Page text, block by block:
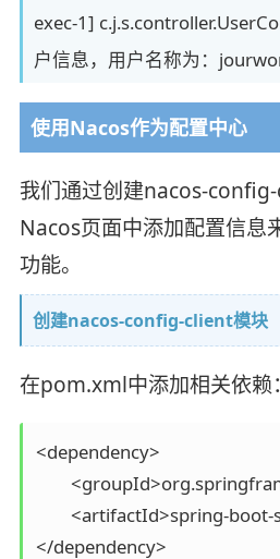
exec-1]
户信息，用户名称为：
使用Nacos作为配置中心
我们通过创建nacos-
Nacos页面中添加配置信息
功能。
创建nacos-config-client模块
在pom.xml中添加相关依赖：
<dependency>
</dependency>